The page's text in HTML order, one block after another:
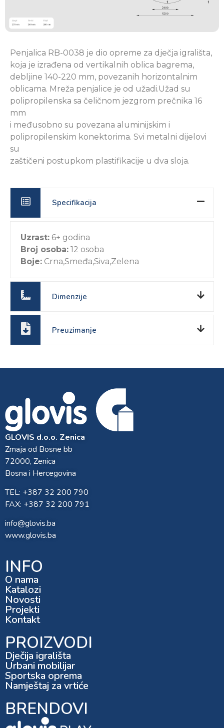
Penjalica RB-0038 je dio opreme za dječja igrališta,
koja je izrađena od vertikalnih oblica bagrema,
debljine 140-220 mm, povezanih horizontalnim
oblicama. Mreža penjalice je od užadi.Užad su
polipropilenska sa čeličnom jezgrom prečnika 16
mm
i međusobno su povezana aluminijskim i
polipropilenskim konektorima. Svi metalni dijelovi
su
zaštičeni postupkom plastifikacije u dva sloja.
Specifikacija
Uzrast: 6+ godina
Broj osoba: 12 osoba
Boje: Crna,Smeđa,Siva,Zelena
Dimenzije
Preuzimanje
GLOVIS d.o.o. Zenica
Zmaja od Bosne bb
72000, Zenica
Bosna i Hercegovina
TEL: +387 32 200 790
FAX: +387 32 200 791
info@glovis.ba
www.glovis.ba
INFO
O nama
Katalozi
Novosti
Projekti
Kontakt
PROIZVODI
Dječija igrališta
Urbani mobilijar
Sportska oprema
Namještaj za vrtiće
BRENDOVI